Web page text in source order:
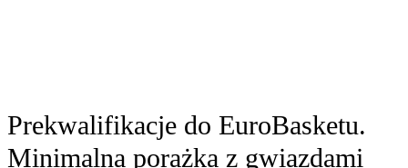
Prekwalifikacje do EuroBasketu.
Minimalna porażka z gwiazdami